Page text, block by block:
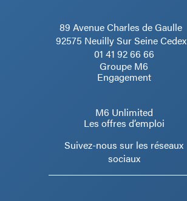
89 Avenue Charles de Gaulle
92575 Neuilly Sur Seine Cedex
01 41 92 66 66
Groupe M6
Engagement
M6 Unlimited
Les offres d’emploi
Suivez-nous sur les réseaux
sociaux